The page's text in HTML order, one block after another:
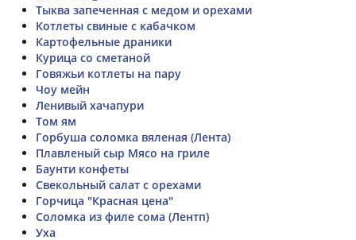
Тыква запеченная с медом и орехами
Котлеты свиные с кабачком
Картофельные драники
Курица со сметаной
Говяжьи котлеты на пару
Чоу мейн
Ленивый хачапури
Том ям
Горбуша соломка вяленая (Лента)
Плавленый сыр Мясо на гриле
Баунти конфеты
Свекольный салат с орехами
Горчица "Красная цена"
Соломка из филе сома (Лентп)
Уха